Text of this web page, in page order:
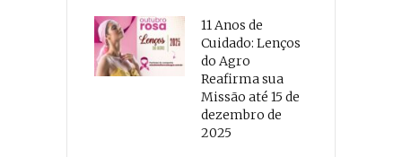
11 Anos de
Cuidado: Lenços
do Agro
Reafirma sua
Missão até 15 de
dezembro de
2025